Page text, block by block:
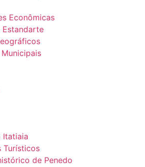
Econômicas
Estandarte
Itatiaia
Turísticos
de Penedo